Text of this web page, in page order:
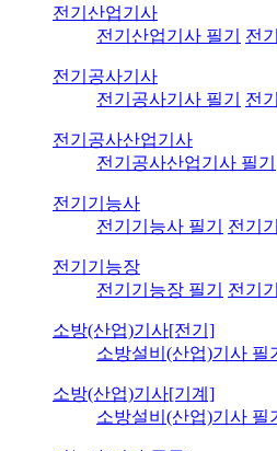
전기산업기사
전기산업기사 필기
전
전기공사기사
전기공사기사 필기
전
전기공사산업기사
전기공사산업기사 필기
전기기능사
전기기능사 필기
전기
전기기능장
전기기능장 필기
전기
소방(산업)기사[전기]
소방설비(산업)기사 필
소방(산업)기사[기계]
소방설비(산업)기사 필